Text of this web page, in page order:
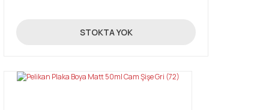
85,00 TL
STOKTA YOK